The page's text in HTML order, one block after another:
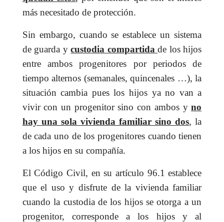
más necesitado de protección.
Sin embargo, cuando se establece un sistema
de guarda ycustodia compartida de los hijos
entre ambos progenitores por periodos de
tiempo alternos (semanales, quincenales …), la
situación cambia pues los hijos ya no van a
vivir con un progenitor sino con ambos yno
hay una sola vivienda familiar sino dos, la
de cada uno de los progenitores cuando tienen
a los hijos en su compañía.
El Código Civil, en su artículo 96.1 establece
que el uso y disfrute de la vivienda familiar
cuando la custodia de los hijos se otorga a un
progenitor, corresponde a los hijos y al